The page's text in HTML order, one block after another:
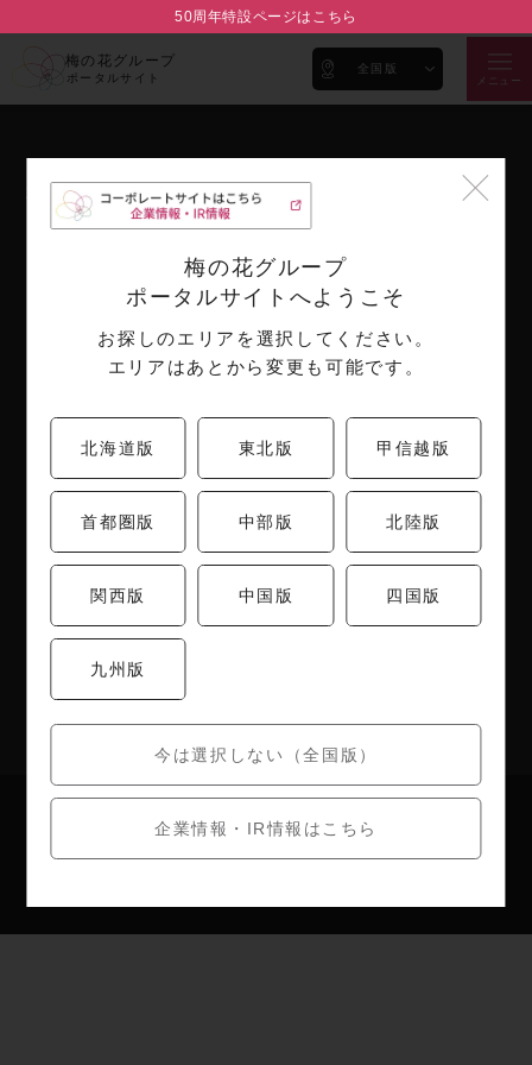
50周年特設ページはこちら
梅の花グループ
ポータルサイト
全国版
メニュー
梅の花グループ
ポータルサイトへようこそ
お探しのエリアを選択してください。
エリアはあとから変更も可能です。
北海道版 東北版 甲信越版
首都圏版 中部版 北陸版
関西版 中国版 四国版
九州版
今は選択しない（全国版）
企業情報・IR情報はこちら
梅の花ブランド
会社概要
取り組み
決算短信
月次売上情報
公告
お知らせ
採用情報
Copyright (c) umenohana All Right Reserved